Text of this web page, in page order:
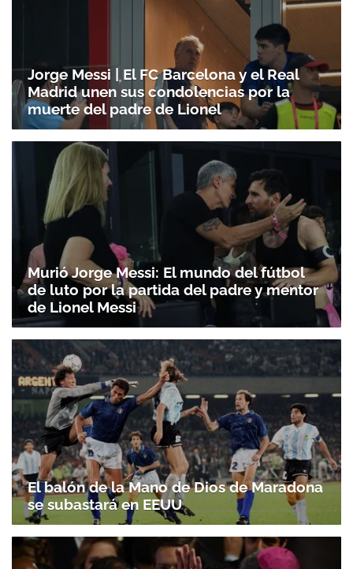
Jorge Messi | El FC Barcelona y el Real
Madrid unen sus condolencias por la
muerte del padre de Lionel
Murió Jorge Messi: El mundo del fútbol
de luto por la partida del padre y mentor
de Lionel Messi
El balón de la Mano de Dios de Maradona
se subastará en EEUU